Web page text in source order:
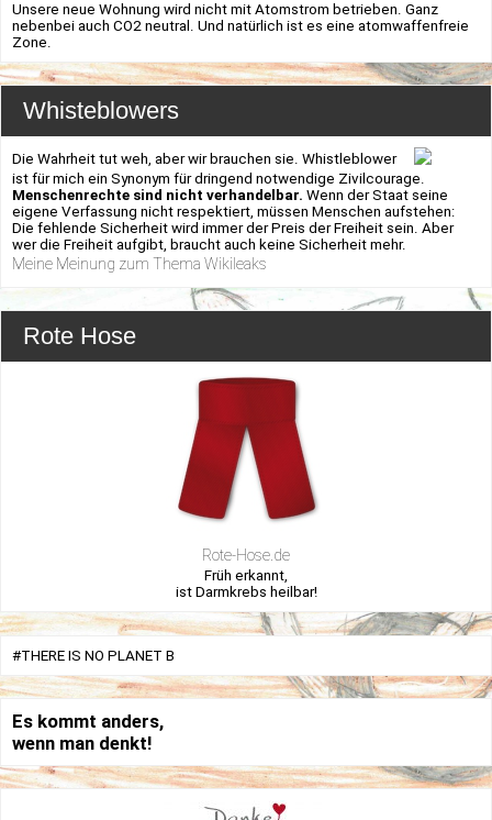
Unsere neue Wohnung wird nicht mit Atomstrom betrieben. Ganz
nebenbei auch CO2 neutral. Und natürlich ist es eine atomwaffenfreie
Zone.
Whisteblowers
Die Wahrheit tut weh, aber wir brauchen sie. Whistleblower
ist für mich ein Synonym für dringend notwendige Zivilcourage.
Menschenrechte sind nicht verhandelbar. Wenn der Staat seine
eigene Verfassung nicht respektiert, müssen Menschen aufstehen:
Die fehlende Sicherheit wird immer der Preis der Freiheit sein. Aber
wer die Freiheit aufgibt, braucht auch keine Sicherheit mehr.
Meine Meinung zum Thema Wikileaks
Rote Hose
Rote-Hose.de
Früh erkannt,
ist Darmkrebs heilbar!
#THERE IS NO PLANET B
Es kommt anders,
wenn man denkt!